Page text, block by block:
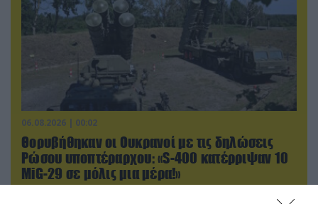
06.08.2026 | 00:02
Θορυβήθηκαν οι Ουκρανοί με τις δηλώσεις
Ρώσου υποπτέραρχου: «S-400 κατέρριψαν 10
MiG-29 σε μόλις μια μέρα!»